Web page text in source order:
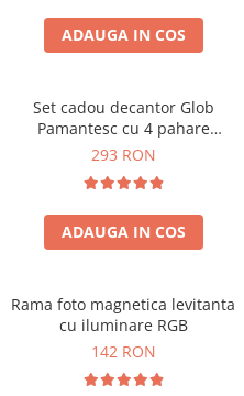
Cadouri Fete
Pentru Copilul din tine
Cadouri de Casa Noua
Cadouri Majorat
Cadouri pentru Nasi
Cadouri pentru Bunici
Cadouri pentru Prieteni
Cel ce are tot
Cadouri Nunta si Cununie civila
Cani si Termosuri
Jocuri si Puzzle
Seturi de caligrafie
Cadouri Sfantul Alexandru
Cadouri Constantin si Elena
Cadouri Sfanta Maria
Cadouri Sfintii Mihail si Gavriil
ADAUGA IN COS
Set cadou decantor Glob
Pamantesc cu 4 pahare
Deluxe
293 RON
ADAUGA IN COS
Rama foto magnetica levitanta
cu iluminare RGB
142 RON